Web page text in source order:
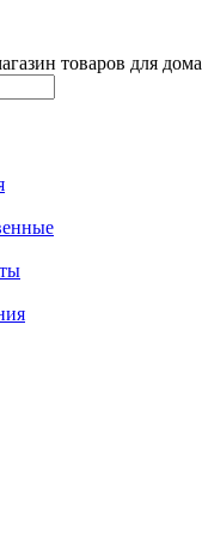
товаров для дома